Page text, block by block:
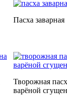
Пасха заварная
Творожная
варёной